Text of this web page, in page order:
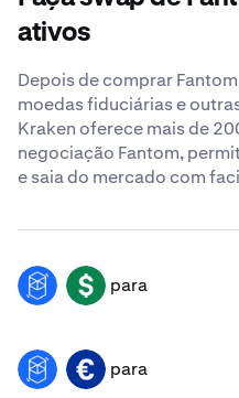
ativos
Depois de comprar
moedas fiduciárias e
Kraken oferece mais de
negociação Fantom,
e saia do mercado com
FTM USD para
FTM EUR para